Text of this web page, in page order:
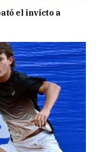
el invicto a